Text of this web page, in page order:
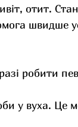
отит.
швидше
робити
у вуха. Це